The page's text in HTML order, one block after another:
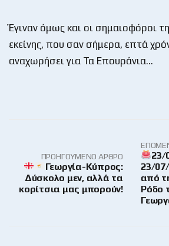
Έγιναν όμως και οι σημαιοφόροι
εκείνης, που σαν σήμερα, επτά
αναχωρήσει για Τα Επουράνια…
ΠΡΟΗΓΟΎΜΕΝΟ ΆΡΘΡΟ
Γεωργία-Κύπρος:
Δύσκολο μεν, αλλά τα
κορίτσια μας μπορούν!
23/
23/
από
Ρόδο